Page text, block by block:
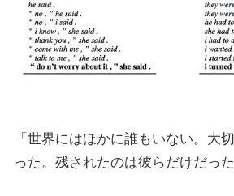
「世界にはほかに誰もいない。大
った。残されたのは彼らだけだった